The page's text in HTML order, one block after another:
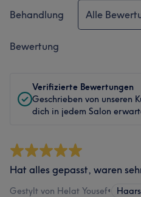
Behandlung Alle
Bewertung
Verifizierte Bewertungen
Geschrieben von unseren
dich in jedem Salon
Hat alles gepasst, waren
Gestylt von Helat Yousef•